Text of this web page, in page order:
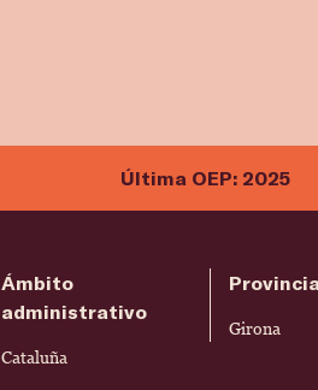
Última OEP: 2025
Ámbito
administrativo
Cataluña
Provincia
Girona